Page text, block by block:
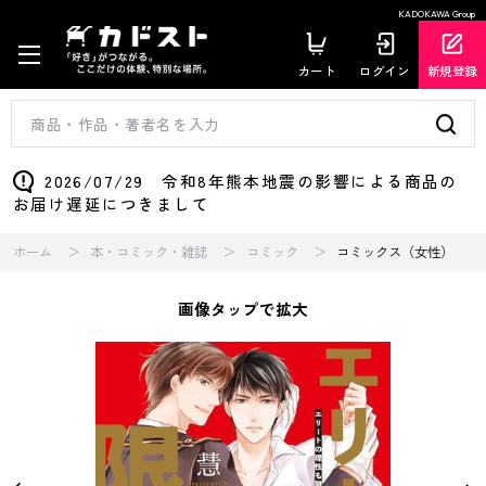
KADOKAWA Group
カート ログイン 新規登録
2026/07/29 令和8年熊本地震の影響による商品の
お届け遅延につきまして
ホーム 本・コミック・雑誌 コミック コミックス（女性）
画像タップで拡大